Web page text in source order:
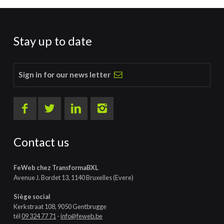
Stay up to date
Sign in for our news letter
Contact us
FeWeb chez TransformaBXL
Avenue J. Bordet 13, 1140 Bruxelles (Evere)
Siège social
Kerkstraat 108, 9050 Gentbrugge
tél09 324 77 71 -info@feweb.be